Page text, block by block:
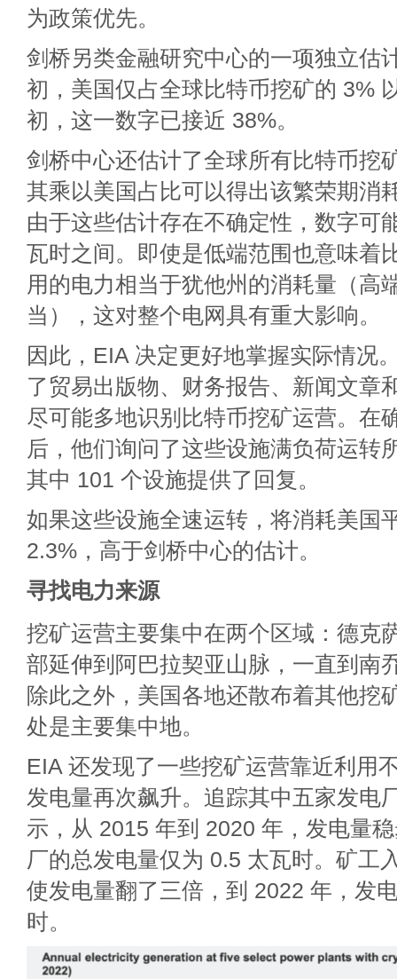
为政策优先。
剑桥另类金融研究中心的一项独立估
初，美国仅占全球比特币挖矿的 3%
初，这一数字已接近 38%。
剑桥中心还估计了全球所有比特币挖
其乘以美国占比可以得出该繁荣期消
由于这些估计存在不确定性，数字可
瓦时之间。即使是低端范围也意味着
用的电力相当于犹他州的消耗量（高
当），这对整个电网具有重大影响。
因此，EIA 决定更好地掌握实际情况
了贸易出版物、财务报告、新闻文章
尽可能多地识别比特币挖矿运营。在
后，他们询问了这些设施满负荷运转
其中 101 个设施提供了回复。
如果这些设施全速运转，将消耗美国
2.3%，高于剑桥中心的估计。
寻找电力来源
挖矿运营主要集中在两个区域：德克
部延伸到阿巴拉契亚山脉，一直到南
除此之外，美国各地还散布着其他挖
处是主要集中地。
EIA 还发现了一些挖矿运营靠近利用
发电量再次飙升。追踪其中五家发电
示，从 2015 年到 2020 年，发电量
厂的总发电量仅为 0.5 太瓦时。矿工
使发电量翻了三倍，到 2022 年，发
时。